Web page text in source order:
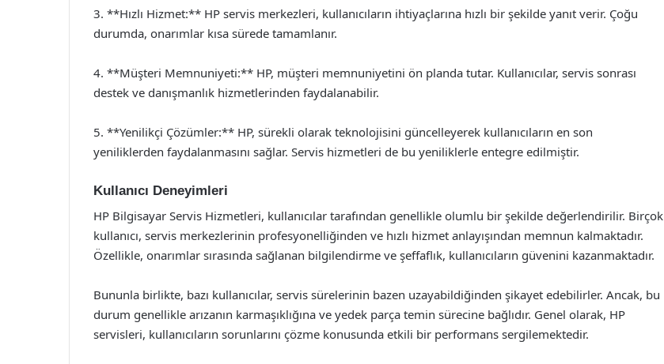
3. **Hızlı Hizmet:** HP servis merkezleri, kullanıcıların ihtiyaçlarına hızlı bir şekilde yanıt verir. Çoğu
durumda, onarımlar kısa sürede tamamlanır.
4. **Müşteri Memnuniyeti:** HP, müşteri memnuniyetini ön planda tutar. Kullanıcılar, servis sonrası
destek ve danışmanlık hizmetlerinden faydalanabilir.
5. **Yenilikçi Çözümler:** HP, sürekli olarak teknolojisini güncelleyerek kullanıcıların en son
yeniliklerden faydalanmasını sağlar. Servis hizmetleri de bu yeniliklerle entegre edilmiştir.
Kullanıcı Deneyimleri
HP Bilgisayar Servis Hizmetleri, kullanıcılar tarafından genellikle olumlu bir şekilde değerlendirilir. Birçok
kullanıcı, servis merkezlerinin profesyonelliğinden ve hızlı hizmet anlayışından memnun kalmaktadır.
Özellikle, onarımlar sırasında sağlanan bilgilendirme ve şeffaflık, kullanıcıların güvenini kazanmaktadır.
Bununla birlikte, bazı kullanıcılar, servis sürelerinin bazen uzayabildiğinden şikayet edebilirler. Ancak, bu
durum genellikle arızanın karmaşıklığına ve yedek parça temin sürecine bağlıdır. Genel olarak, HP
servisleri, kullanıcıların sorunlarını çözme konusunda etkili bir performans sergilemektedir.